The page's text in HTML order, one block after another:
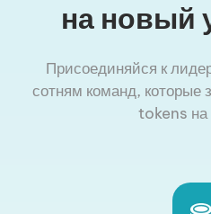
на новый
Присоединяйся к
сотням команд, которые
tokens